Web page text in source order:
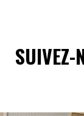
SUIVEZ-